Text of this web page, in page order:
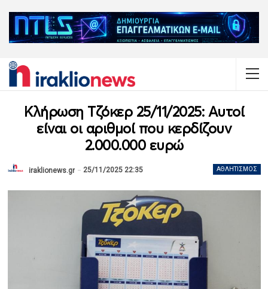
Κλήρωση Τζόκερ 25/11/2025: Αυτοί
είναι οι αριθμοί που κερδίζουν
2.000.000 ευρώ
ΑΘΛΗΤΙΣΜΌΣ
iraklionews.gr 25/11/2025 22:35